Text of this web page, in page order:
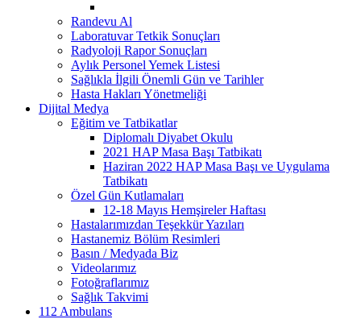
Randevu Al
Laboratuvar Tetkik Sonuçları
Radyoloji Rapor Sonuçları
Aylık Personel Yemek Listesi
Sağlıkla İlgili Önemli Gün ve Tarihler
Hasta Hakları Yönetmeliği
Dijital Medya
Eğitim ve Tatbikatlar
Diplomalı Diyabet Okulu
2021 HAP Masa Başı Tatbikatı
Haziran 2022 HAP Masa Başı ve Uygulama
Tatbikatı
Özel Gün Kutlamaları
12-18 Mayıs Hemşireler Haftası
Hastalarımızdan Teşekkür Yazıları
Hastanemiz Bölüm Resimleri
Basın / Medyada Biz
Videolarımız
Fotoğraflarımız
Sağlık Takvimi
112 Ambulans